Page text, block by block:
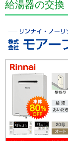
給湯器の交換